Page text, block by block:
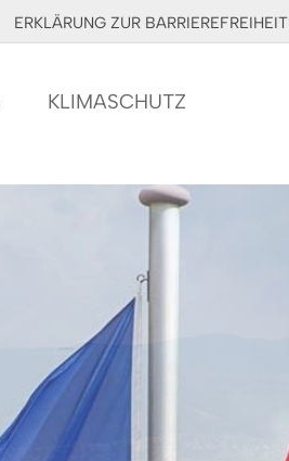
ERKLÄRUNG ZUR BARRIEREFREIHEIT
KLIMASCHUTZ